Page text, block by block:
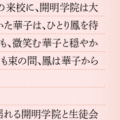
来校に、開明学院は大
華子は、ひとり鳳を待
、微笑む華子と穏やか
束の間、鳳は華子から
れる開明学院と生徒会